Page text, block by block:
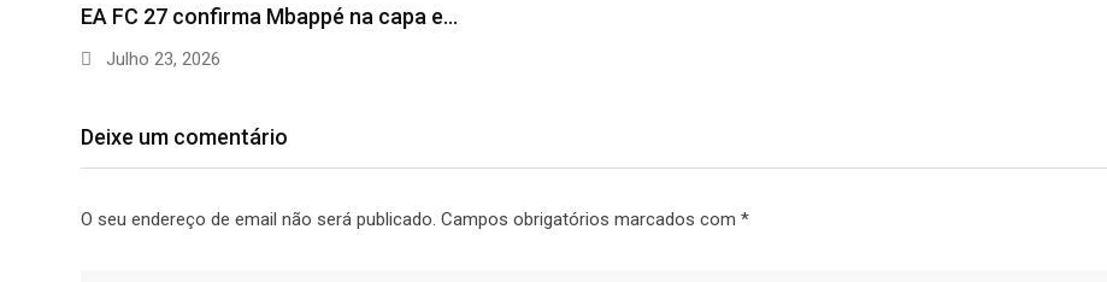
EA FC 27 confirma Mbappé na capa e…
Julho 23, 2026
Deixe um comentário
O seu endereço de email não será publicado. Campos obrigatórios marcados com *